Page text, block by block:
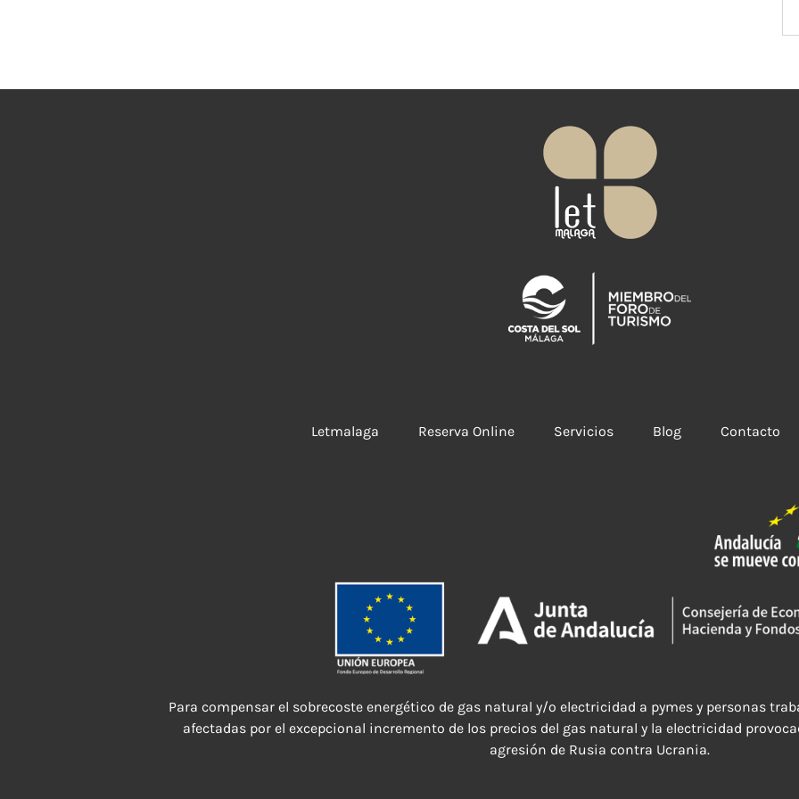
Letmalaga Reserva Online Servicios Blog Contacto
Para compensar el sobrecoste energético de gas natural y/o electricidad a pymes y personas
afectadas por el excepcional incremento de los precios del gas natural y la electricidad
agresión de Rusia contra Ucrania.